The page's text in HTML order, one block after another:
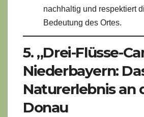
nachhaltig und respektiert
Bedeutung des Ortes.
5. „Drei-Flüsse-
Niederbayern:
Naturerlebnis an
Donau